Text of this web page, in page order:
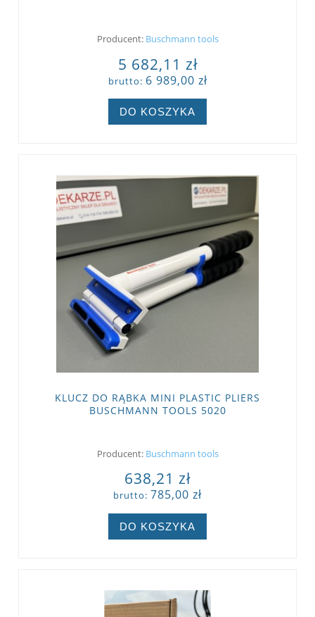
Producent: Buschmann tools
5 682,11 zł
brutto: 6 989,00 zł
DO KOSZYKA
KLUCZ DO RĄBKA MINI PLASTIC PLIERS
BUSCHMANN TOOLS 5020
Producent: Buschmann tools
638,21 zł
brutto: 785,00 zł
DO KOSZYKA